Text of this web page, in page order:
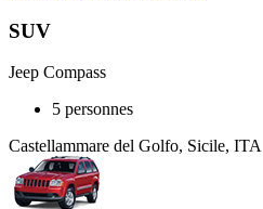
SUV
Jeep Compass
5 personnes
Castellammare del Golfo, Sicile, ITA